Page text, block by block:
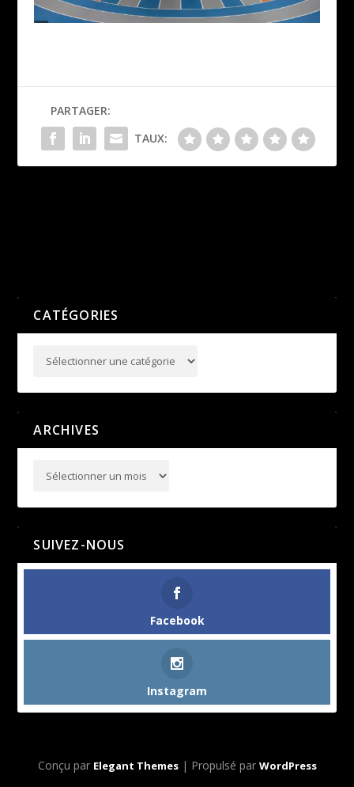
PARTAGER:
TAUX:
CATÉGORIES
ARCHIVES
SUIVEZ-NOUS
Facebook
Instagram
Conçu par Elegant Themes| Propulsé par WordPress